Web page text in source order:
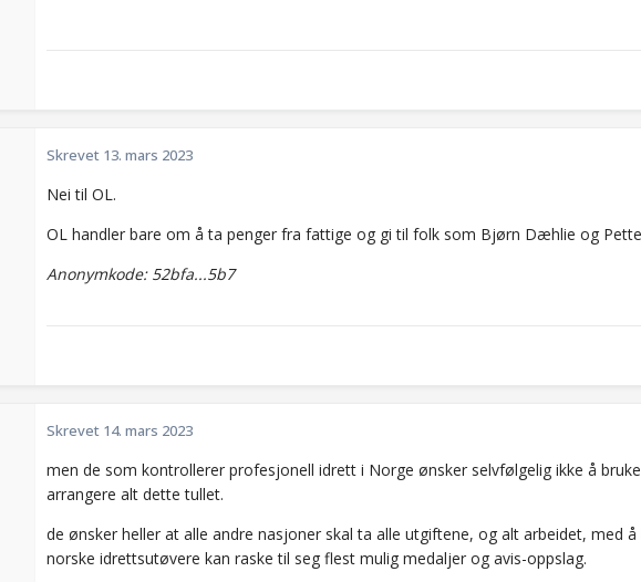
Skrevet 13. mars 2023
Nei til OL.
OL handler bare om å ta penger fra fattige og gi til folk som Bjørn Dæhlie og
Anonymkode: 52bfa...5b7
Skrevet 14. mars 2023
men de som kontrollerer profesjonell idrett i Norge ønsker selvfølgelig ikke å
arrangere alt dette tullet.
de ønsker heller at alle andre nasjoner skal ta alle utgiftene, og alt arbeidet, med
norske idrettsutøvere kan raske til seg flest mulig medaljer og avis-oppslag.